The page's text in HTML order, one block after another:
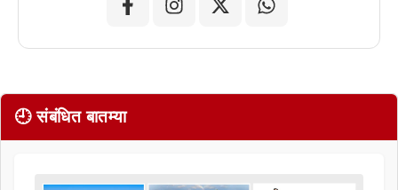
🕘 संबंधित बातम्या